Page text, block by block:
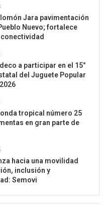
Jara pavimentación
Nuevo; fortalece
a participar en el 15°
del Juguete Popular
tropical número 25
en gran parte de
hacia una movilidad
inclusión y
Semovi